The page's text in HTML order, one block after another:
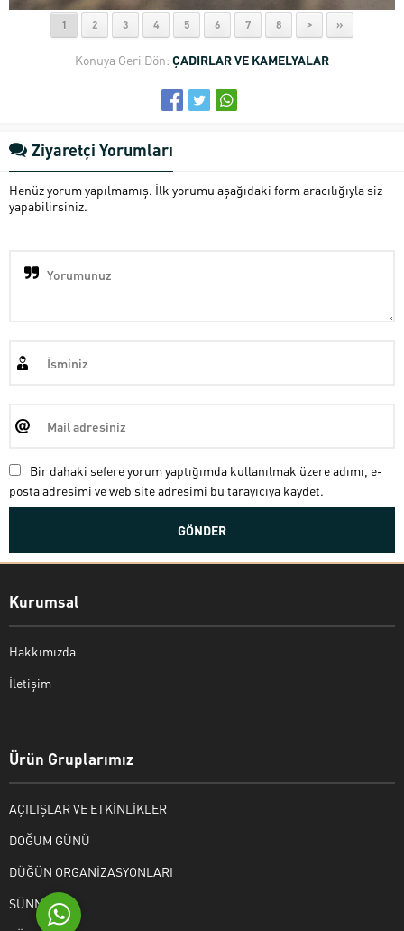
1 2 3 4 5 6 7 8 > »
Konuya Geri Dön: ÇADIRLAR VE KAMELYALAR
Ziyaretçi Yorumları
Henüz yorum yapılmamış. İlk yorumu aşağıdaki form aracılığıyla siz
yapabilirsiniz.
Bir dahaki sefere yorum yaptığımda kullanılmak üzere adımı, e-
posta adresimi ve web site adresimi bu tarayıcıya kaydet.
Kurumsal
Hakkımızda
İletişim
Ürün Gruplarımız
AÇILIŞLAR VE ETKİNLİKLER
DOĞUM GÜNÜ
DÜĞÜN ORGANİZASYONLARI
SÜNNET